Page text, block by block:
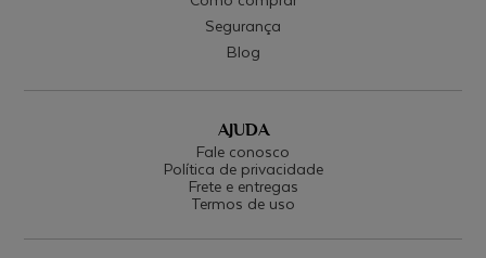
Segurança
Blog
AJUDA
Fale conosco
Política de privacidade
Frete e entregas
Termos de uso